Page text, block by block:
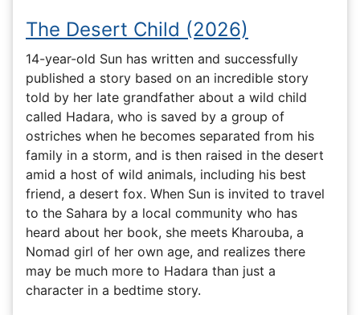
The Desert Child (2026)
14-year-old Sun has written and successfully
published a story based on an incredible story
told by her late grandfather about a wild child
called Hadara, who is saved by a group of
ostriches when he becomes separated from his
family in a storm, and is then raised in the desert
amid a host of wild animals, including his best
friend, a desert fox. When Sun is invited to travel
to the Sahara by a local community who has
heard about her book, she meets Kharouba, a
Nomad girl of her own age, and realizes there
may be much more to Hadara than just a
character in a bedtime story.